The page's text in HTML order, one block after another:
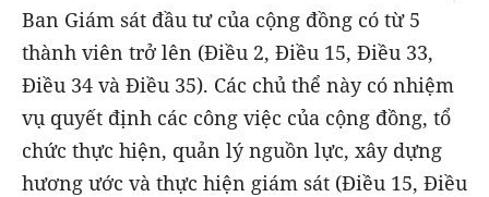
Ban Giám sát đầu tư của cộng đồng có từ 5
thành viên trở lên (Điều 2, Điều 15, Điều 33,
Điều 34 và Điều 35). Các chủ thể này có nhiệm
vụ quyết định các công việc của cộng đồng, tổ
chức thực hiện, quản lý nguồn lực, xây dựng
hương ước và thực hiện giám sát (Điều 15, Điều